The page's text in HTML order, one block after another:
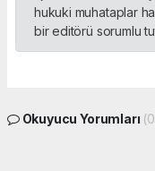
hukuki muhataplar
bir editörü sorumlu
Okuyucu Yorumları